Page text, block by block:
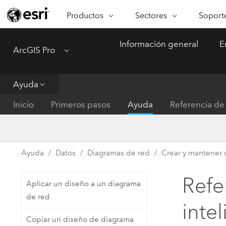
Productos
ARCGIS
Plataforma completa de
ArcGIS Pro
representación cartográfica
Sectores
SECTORES
Conservación
Servicios públicos de
Salud y servicios humanos
Gobierno nacional
ArcGIS Pro Menu
Información general
Ayuda
Inicio
Primeros pasos Ayuda Referencia
Ayuda Datos Diagramas de red Crear y mantener
Aplicar un diseño a un diagrama
de red
Copiar un diseño de diagrama